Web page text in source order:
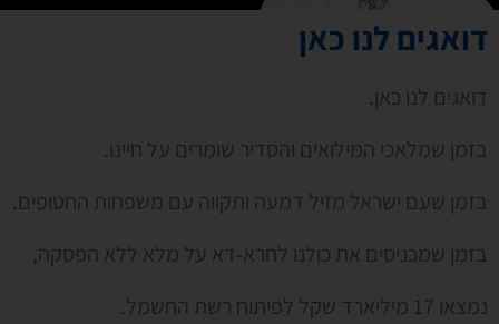
דואגים לנו כאן
דואגים לנו כאן.
בזמן שמלאכי המילואים והסדיר שומרים על חיינו.
בזמן שעם ישראל מזיל דמעה ותקווה עם משפחות החטופים.
בזמן שמכניסים את כולנו לחרא-דא על מלא ללא הפסקה,
נמצאו 17 מיליארד שקל לפיתוח רשת החשמל.